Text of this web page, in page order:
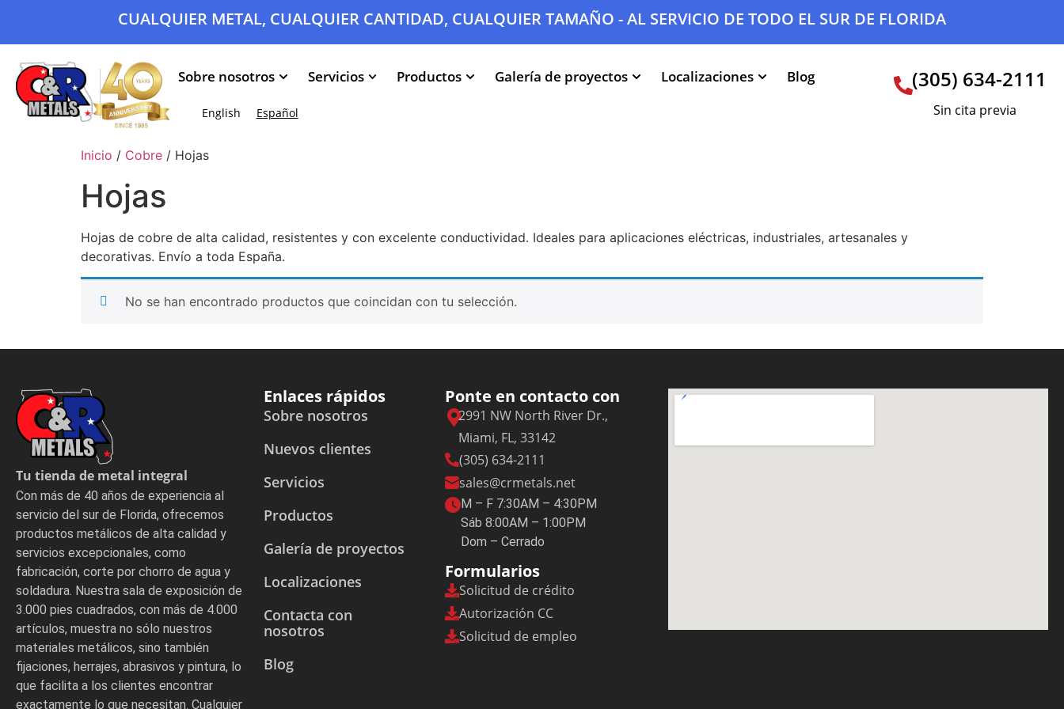
CUALQUIER METAL, CUALQUIER CANTIDAD, CUALQUIER TAMAÑO - AL SERVICIO DE TODO EL SUR DE FLORIDA
Sobre nosotros Servicios Productos Galería de proyectos Localizaciones Blog
English Español
(305) 634-2111
Sin cita previa
Inicio / Cobre / Hojas
Hojas
Hojas de cobre de alta calidad, resistentes y con excelente conductividad. Ideales para aplicaciones eléctricas, industriales, artesanales y
decorativas. Envío a toda España.
No se han encontrado productos que coincidan con tu selección.
Tu tienda de metal integral
Con más de 40 años de experiencia al
servicio del sur de Florida, ofrecemos
productos metálicos de alta calidad y
servicios excepcionales, como
fabricación, corte por chorro de agua y
soldadura. Nuestra sala de exposición de
3.000 pies cuadrados, con más de 4.000
artículos, muestra no sólo nuestros
materiales metálicos, sino también
fijaciones, herrajes, abrasivos y pintura, lo
que facilita a los clientes encontrar
exactamente lo que necesitan. Cualquier
Enlaces rápidos
Sobre nosotros
Nuevos clientes
Servicios
Productos
Galería de proyectos
Localizaciones
Contacta con
nosotros
Blog
Ponte en contacto con
2991 NW North River Dr.,
Miami, FL, 33142
(305) 634-2111
sales@crmetals.net
M – F 7:30AM – 4:30PM
Sáb 8:00AM – 1:00PM
Dom – Cerrado
Formularios
Solicitud de crédito
Autorización CC
Solicitud de empleo